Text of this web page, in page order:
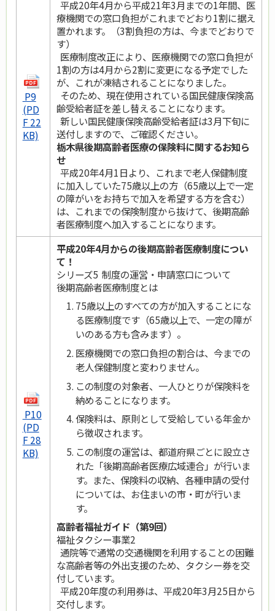
P9
(PD
F 22
KB)
平成20年4月から平成21年3月までの1年間、医
療機関での窓口負担がこれまでどおり1割に据え
置かれます。（3割負担の方は、今までどおりで
す）
医療制度改正により、医療機関での窓口負担が
1割の方は4月から2割に変更になる予定でした
が、これが凍結されることになりました。
そのため、現在使用されている国民健康保険高
齢受給者証を差し替えることになります。
新しい国民健康保険高齢受給者証は3月下旬に
送付しますので、ご確認ください。
栃木県後期高齢者医療の保険料に関するお知ら
せ
平成20年4月1日より、これまで老人保健制度
に加入していた75歳以上の方（65歳以上で一定
の障がいをお持ちで加入を希望する方を含む）
は、これまでの保険制度から抜けて、後期高齢
者医療制度へ加入することになります。
P10
(PD
F 28
KB)
平成20年4月からの後期高齢者医療制度につい
て！
シリーズ5 制度の運営・申請窓口について
後期高齢者医療制度とは
75歳以上のすべての方が加入することにな
る医療制度です（65歳以上で、一定の障が
いのある方も含みます）。
医療機関での窓口負担の割合は、今までの
老人保健制度と変わりません。
この制度の対象者、一人ひとりが保険料を
納めることになります。
保険料は、原則として受給している年金か
ら徴収されます。
この制度の運営は、都道府県ごとに設立さ
れた「後期高齢者医療広域連合」が行いま
す。また、保険料の収納、各種申請の受付
については、お住まいの市・町が行いま
す。
高齢者福祉ガイド（第9回）
福祉タクシー事業2
通院等で通常の交通機関を利用することの困難
な高齢者等の外出支援のため、タクシー券を交
付しています。
平成20年度の利用券は、平成20年3月25日から
交付します。